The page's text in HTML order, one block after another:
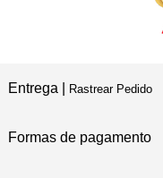
Entrega | Rastrear Pedido
Formas de pagamento